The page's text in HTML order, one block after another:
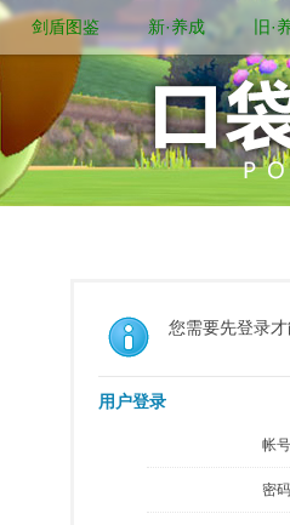
剑盾图鉴 新·养成 旧·
您需要先登录
用户登录
帐
密